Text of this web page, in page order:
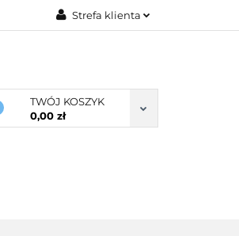
Strefa klienta
Dodaj zgłoszenie
TWÓJ KOSZYK
0,00 zł